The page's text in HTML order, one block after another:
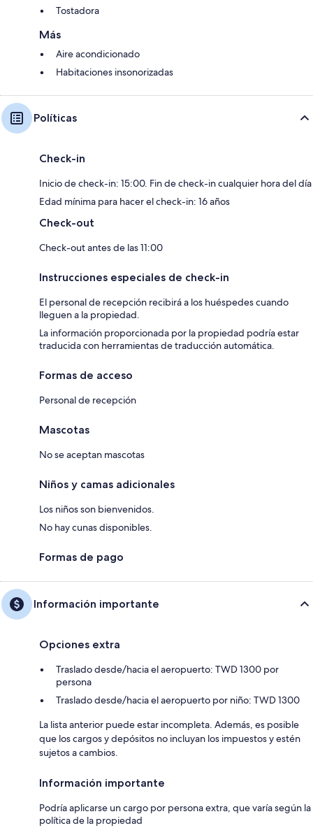
Tostadora
Más
Aire acondicionado
Habitaciones insonorizadas
Políticas
Check-in
Inicio de check-in: 15:00. Fin de check-in cualquier hora del día
Edad mínima para hacer el check-in: 16 años
Check-out
Check-out antes de las 11:00
Instrucciones especiales de check-in
El personal de recepción recibirá a los huéspedes cuando
lleguen a la propiedad.
La información proporcionada por la propiedad podría estar
traducida con herramientas de traducción automática.
Formas de acceso
Personal de recepción
Mascotas
No se aceptan mascotas
Niños y camas adicionales
Los niños son bienvenidos.
No hay cunas disponibles.
Formas de pago
Información importante
Opciones extra
Traslado desde/hacia el aeropuerto: TWD 1300 por
persona
Traslado desde/hacia el aeropuerto por niño: TWD 1300
La lista anterior puede estar incompleta. Además, es posible
que los cargos y depósitos no incluyan los impuestos y estén
sujetos a cambios.
Información importante
Podría aplicarse un cargo por persona extra, que varía según la
política de la propiedad